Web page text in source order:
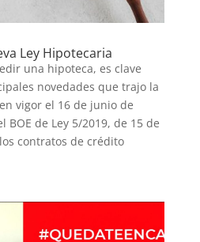
Ley Hipotecaria
una hipoteca, es clave
novedades que trajo la
vigor el 16 de junio de
de Ley 5/2019, de 15 de
contratos de crédito